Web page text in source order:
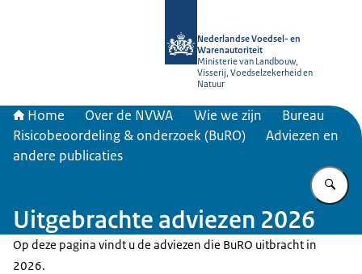
Nederlandse Voedsel- en
Warenautoriteit
Ministerie van Landbouw,
Visserij, Voedselzekerheid en
Natuur
Home Over de NVWA Wie we zijn
Bureau
Risicobeoordeling & onderzoek (BuRO)
Adviezen en
andere publicaties
Uitgebrachte adviezen 2026
Op deze pagina vindt u de adviezen die BuRO uitbracht in
2026.